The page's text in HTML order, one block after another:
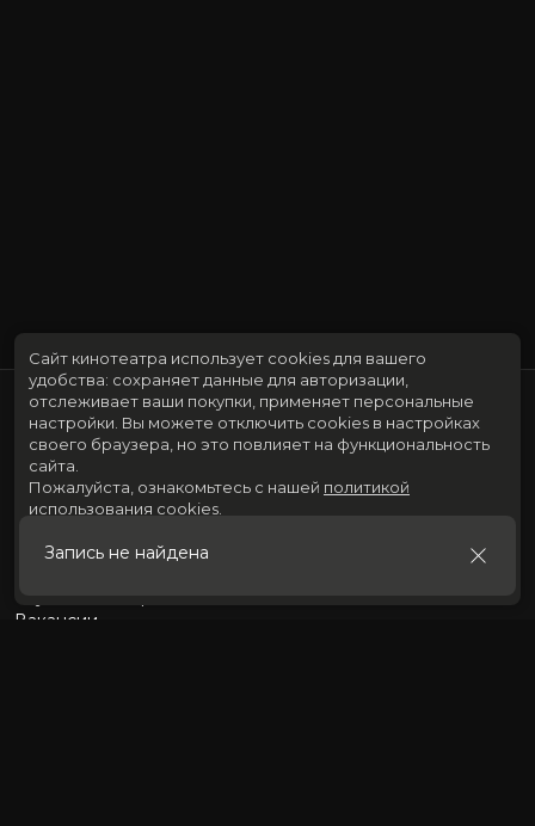
Запись не найдена
Скоро в кино
Вакансии
Сайт кинотеатра использует cookies для вашего
удобства: сохраняет данные для авторизации,
отслеживает ваши покупки, применяет персональные
настройки. Вы можете отключить cookies в настройках
своего браузера, но это повлияет на функциональность
сайта.
Пожалуйста, ознакомьтесь с нашей политикой
использования cookies